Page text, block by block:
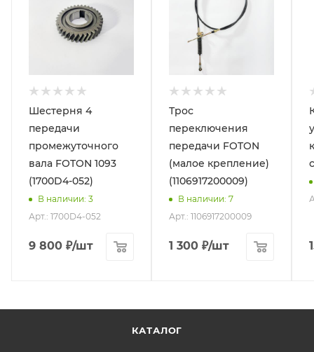
Шестерня 4
передачи
промежуточного
вала FOTON 1093
(1700D4-052)
В наличии: 3
Арт.: 1700D4-052
9 800 ₽/шт
Трос
переключения
передачи FOTON
(малое крепление)
(1106917200009)
В наличии: 7
Арт.: 1106917200009
1 300 ₽/шт
КАТАЛОГ